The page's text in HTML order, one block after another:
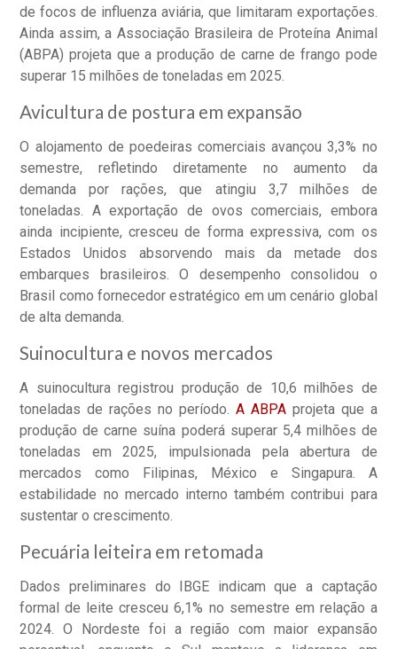
de focos de influenza aviária, que limitaram exportações.
Ainda assim, a Associação Brasileira de Proteína Animal
(ABPA) projeta que a produção de carne de frango pode
superar 15 milhões de toneladas em 2025.
Avicultura de postura em expansão
O alojamento de poedeiras comerciais avançou 3,3% no
semestre, refletindo diretamente no aumento da
demanda por rações, que atingiu 3,7 milhões de
toneladas. A exportação de ovos comerciais, embora
ainda incipiente, cresceu de forma expressiva, com os
Estados Unidos absorvendo mais da metade dos
embarques brasileiros. O desempenho consolidou o
Brasil como fornecedor estratégico em um cenário global
de alta demanda.
Suinocultura e novos mercados
A suinocultura registrou produção de 10,6 milhões de
toneladas de rações no período. A ABPAprojeta que a
produção de carne suína poderá superar 5,4 milhões de
toneladas em 2025, impulsionada pela abertura de
mercados como Filipinas, México e Singapura. A
estabilidade no mercado interno também contribui para
sustentar o crescimento.
Pecuária leiteira em retomada
Dados preliminares do IBGE indicam que a captação
formal de leite cresceu 6,1% no semestre em relação a
2024. O Nordeste foi a região com maior expansão